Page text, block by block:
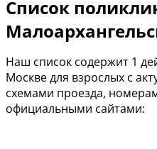
Список
Наш список содержит 1
Москве для взрослых с
схемами проезда,
официальными сайтами: